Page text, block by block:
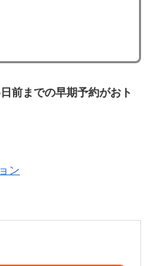
前までの早期予約がおト
ン